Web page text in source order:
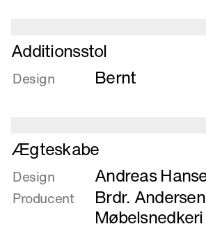
Læs
mere
om
Additionsstol
Design Bernt
Læs
mere
om
Ægteskabe
Ægteskabe
Design Andreas
Producent
Brdr. Andersen